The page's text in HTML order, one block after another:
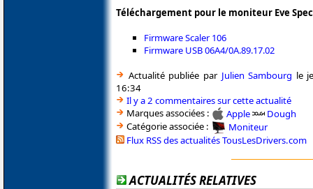
Téléchargement pour le moniteur Eve
Firmware Scaler 106
Firmware USB 06A4/0A.89.17.02
Actualité publiée par Julien Sambourg le
16:34
Il y a 2 commentaires sur cette actualité
Marques associées :
Apple
Dough
Catégorie associée :
Moniteur
Flux RSS des actualités TousLesDrivers.com
ACTUALITÉS RELATIVES